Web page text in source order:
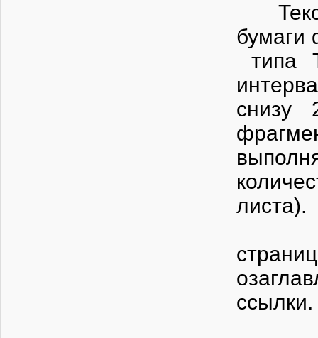
Текст
типа
снизу